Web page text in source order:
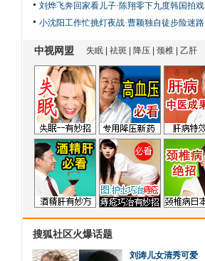
刘烨飞奔回家看儿子·陈翔零下九度韩国拍戏
小沈阳工作忙挑灯夜战·曹颖独自徒步险迷路
搜狐社区火爆话题
刘涛儿女清秀可爱